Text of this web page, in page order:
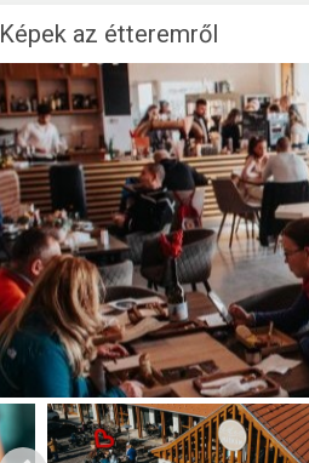
Képek az étteremről